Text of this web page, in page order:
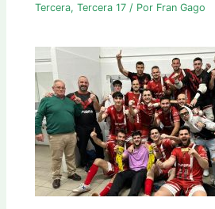
Tercera,Tercera 17 / Por Fran Gago